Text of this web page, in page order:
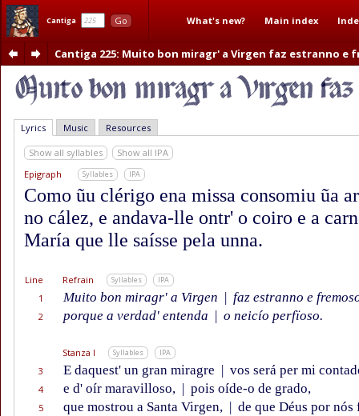
Cantiga Go What's new? Main index
Cantiga 225: Muito bon miragr' a Virgen faz estranno e
Lyrics Music Resources
Show all syllables
Show all IPA
Epigraph
Syllables IPA
Como ũu clérigo ena missa consomiu ũa
no cález, e andava-lle ontr' o coiro e a
María que lle saísse pela unna.
Line Refrain Syllables IPA
1 Muito bon miragr' a Virgen | faz estranno e
2 porque a verdad' entenda | o neicío perfïoso.
Stanza I Syllables IPA
3 E daquest' un gran miragre | vos será per mi
4 e d' oír maravilloso, | pois oíde-o de grado,
5 que mostrou a Santa Virgen, | de que Déus por nós